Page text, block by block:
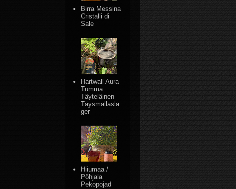
Birra Messina
Cristalli di
Sale
Hartwall Aura
Tumma
Täyteläinen
Täysmallasla
ger
Hiiumaa /
Põhjala
Pekopojad